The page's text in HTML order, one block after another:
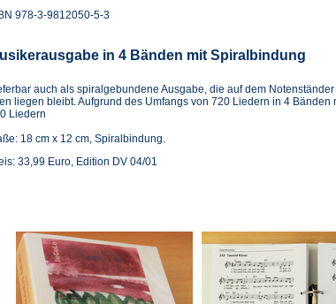
978-3-9812050-5-3
in 4 Bänden mit Spiralbindung
auch als spiralgebundene Ausgabe, die auf dem Notenständer
liegen bleibt. Aufgrund des Umfangs von 720 Liedern in 4 Bänden
Liedern
18 cm x 12 cm, Spiralbindung.
33,99 Euro, Edition DV 04/01